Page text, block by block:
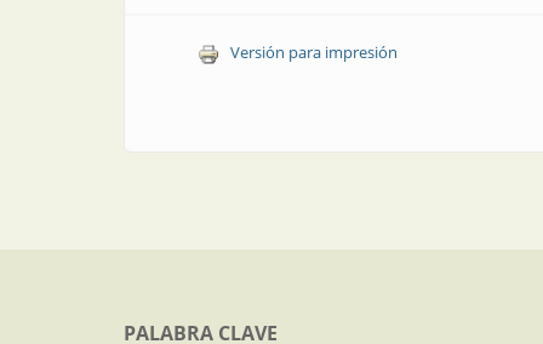
Versión para impresión
PALABRA CLAVE